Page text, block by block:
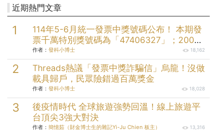
近期熱門文章
114年5-6月統一發票中獎號碼公布！ 本期發
票千萬特別獎號碼為「47406327」；200萬
元特獎號碼為「05579058」；三組20萬元
頭獎分別為「49912232」、
「73145004」、「99174704」。
作者： 發科小博士 18,162
Threads熱議「發票中獎詐騙信」烏龍！沒做
載具歸戶，民眾險錯過百萬獎金
作者： 發科小博士 18,028
後疫情時代 全球旅遊強勢回溫！線上旅遊平
台頂尖3強大對決
作者： 簡憶茹（財金博士生的雜記Yi-Ju Chien 板主） 13,316